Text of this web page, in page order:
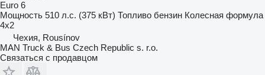
Euro 6
Мощность 510 л.с. (375 кВт) Топливо бензин Колесная формула
4x2
Чехия, Rousínov
MAN Truck & Bus Czech Republic s. r.o.
Связаться с продавцом